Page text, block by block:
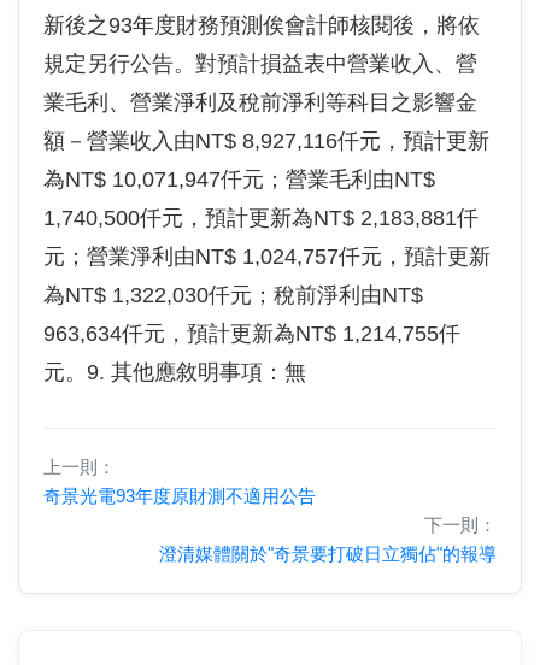
新後之93年度財務預測俟會計師核閱後，將依
規定另行公告。對預計損益表中營業收入、營
業毛利、營業淨利及稅前淨利等科目之影響金
額－營業收入由NT$ 8,927,116仟元，預計更新
為NT$ 10,071,947仟元；營業毛利由NT$
1,740,500仟元，預計更新為NT$ 2,183,881仟
元；營業淨利由NT$ 1,024,757仟元，預計更新
為NT$ 1,322,030仟元；稅前淨利由NT$
963,634仟元，預計更新為NT$ 1,214,755仟
元。9. 其他應敘明事項：無
上一則：
奇景光電93年度原財測不適用公告
下一則：
澄清媒體關於"奇景要打破日立獨佔"的報導